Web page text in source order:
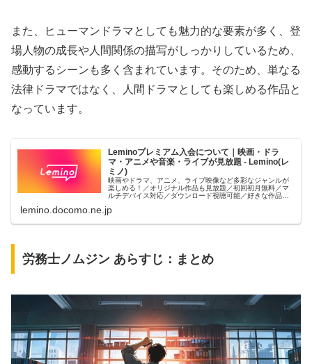
また、ヒューマンドラマとしても魅力的な要素が多く、登
場人物の成長や人間関係の描写がしっかりしているため、
感動するシーンも多く含まれています。そのため、単なる
法律ドラマではなく、人間ドラマとしても楽しめる作品と
なっています。
Leminoプレミアム入会について｜映画・ドラ
マ・アニメや音楽・ライブが見放題 - Lemino(レ
ミノ)
映画やドラマ、アニメ、ライブ映像など多彩なジャンルが
楽しめる！／オリジナル作品も見放題／初回初月無料／マ
ルチデバイス対応／ダウンロード視聴可能／好きな作品と
lemino.docomo.ne.jp
労務士ノムジン あらすじ：まとめ